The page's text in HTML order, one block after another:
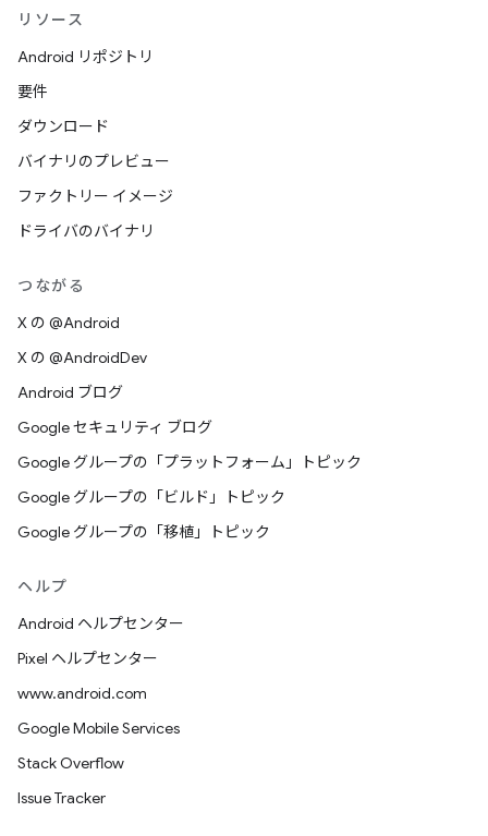
リソース
Android リポジトリ
要件
ダウンロード
バイナリのプレビュー
ファクトリー イメージ
ドライバのバイナリ
つながる
X の @Android
X の @AndroidDev
Android ブログ
Google セキュリティ ブログ
Google グループの「プラットフォーム」トピック
Google グループの「ビルド」トピック
Google グループの「移植」トピック
ヘルプ
Android ヘルプセンター
Pixel ヘルプセンター
www.android.com
Google Mobile Services
Stack Overflow
Issue Tracker